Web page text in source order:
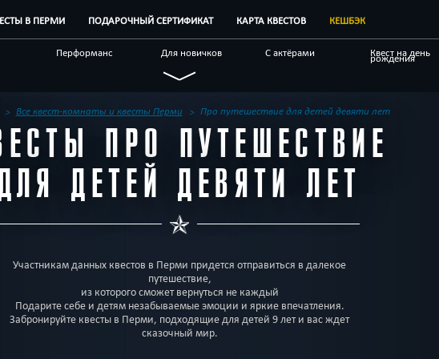
В ПЕРМИ ПОДАРОЧНЫЙ СЕРТИФИКАТ КАРТА КВЕСТОВ КЕШБЭК
Перформанс Для новичков С актёрами Квест на день
рождения
Индивидуальные
По фильму Мистические
Корпоративным
клиентам Отзывы на квесты Бренды квестов Блог
Все квест-комнаты и квесты Перми Про путешествие для детей девяти лет
ПРО ПУТЕШЕСТВИЕ
ДЕТЕЙ ДЕВЯТИ ЛЕТ
Участникам данных квестов в Перми придется отправиться в далекое
путешествие,
из которого сможет вернуться не каждый
Подарите себе и детям незабываемые эмоции и яркие впечатления.
Забронируйте квесты в Перми, подходящие для детей 9 лет и вас ждет
сказочный мир.